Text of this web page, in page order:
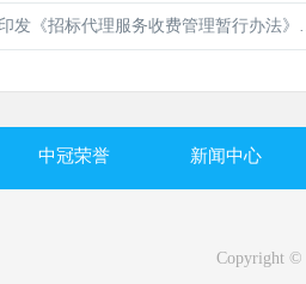
上一篇：关于
中冠荣誉 新闻中心
Copyright ©